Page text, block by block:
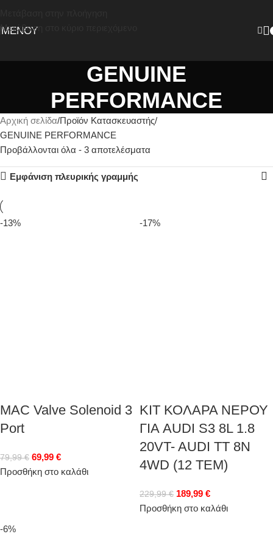
Μετάβαση στο κύριο περιεχόμενο
ΜΕΝΟΎ
GENUINE
PERFORMANCE
Αρχική σελίδα Προϊόν Κατασκευαστής
GENUINE PERFORMANCE
Προβάλλονται όλα - 3 αποτελέσματα
Εμφάνιση πλευρικής γραμμής
-13%
MAC Valve Solenoid 3
Port
79,99€ 69,99 €
Προσθήκη στο καλάθι
-17%
ΚΙΤ ΚΟΛΑΡΑ ΝΕΡΟΥ
ΓΙΑ AUDI S3 8L 1.8
20VT- AUDI TT 8N
4WD (12 ΤΕΜ)
229,99€ 189,99 €
Προσθήκη στο καλάθι
-6%